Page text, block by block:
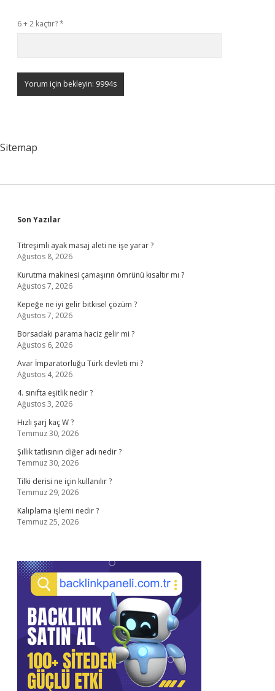
6 + 2 kaçtır?*
Sitemap
Sidebar
Son Yazılar
Titreşimli ayak masaj aleti ne işe yarar ?
Ağustos 8, 2026
Kurutma makinesi çamaşırın ömrünü kısaltır mı ?
Ağustos 7, 2026
Kepeğe ne iyi gelir bitkisel çözüm ?
Ağustos 7, 2026
Borsadaki parama haciz gelir mi ?
Ağustos 6, 2026
Avar İmparatorluğu Türk devleti mi ?
Ağustos 4, 2026
4. sınıfta eşitlik nedir ?
Ağustos 3, 2026
Hızlı şarj kaç W ?
Temmuz 30, 2026
Şıllık tatlısının diğer adı nedir ?
Temmuz 30, 2026
Tilki derisi ne için kullanılır ?
Temmuz 29, 2026
Kalıplama işlemi nedir ?
Temmuz 25, 2026